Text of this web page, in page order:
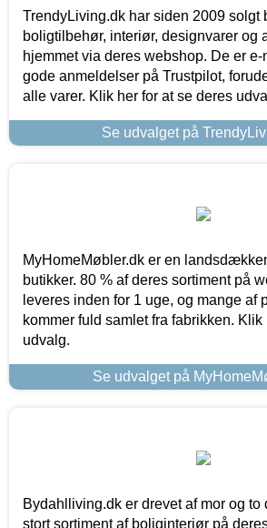
TrendyLiving.dk har siden 2009 solgt
boligtilbehør, interiør, designvarer og
hjemmet via deres webshop. De er
gode anmeldelser på Trustpilot,
alle varer. Klik her for at se deres
Se udvalget på
MyHomeMøbler.dk er en
butikker. 80 % af deres sortiment på
leveres inden for 1 uge, og mange af
kommer fuld samlet fra fabrikken.
udvalg.
Se udvalget på
Bydahlliving.dk er drevet af mor og to
stort sortiment af boliginteriør på